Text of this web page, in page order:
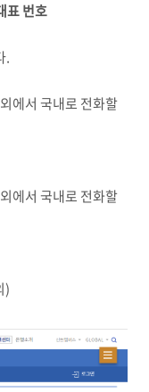
표 번호
.
에서 국내로 전화할
에서 국내로 전화할
)